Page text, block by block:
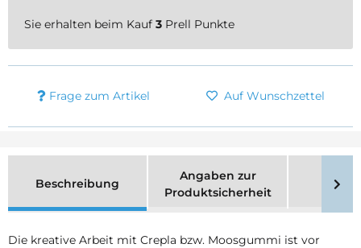
Sie erhalten beim Kauf 3 Prell Punkte
Frage zum Artikel Auf Wunschzettel
Beschreibung
Angaben zur
Produktsicherheit
Die kreative Arbeit mit Crepla bzw. Moosgummi ist vor